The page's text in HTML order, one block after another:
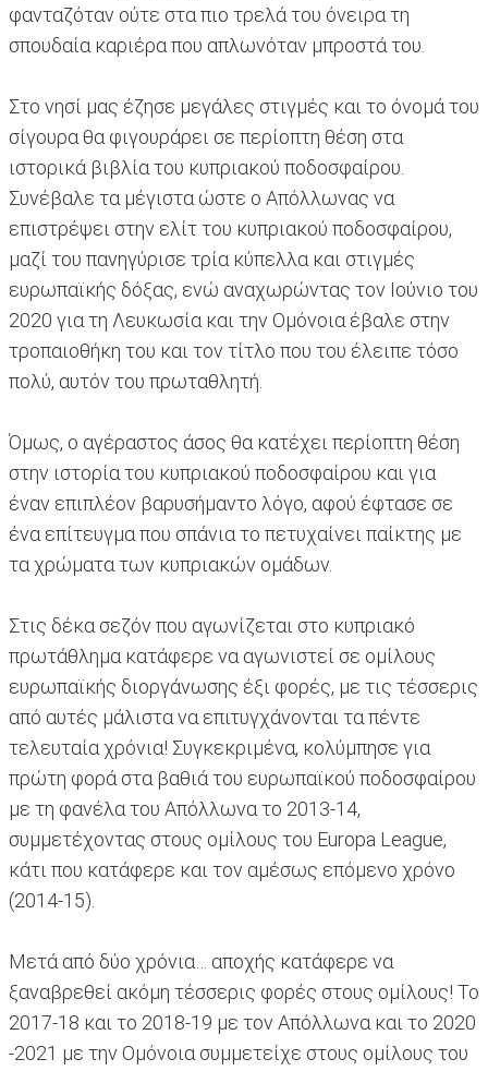
φανταζόταν ούτε στα πιο τρελά του όνειρα τη
σπουδαία καριέρα που απλωνόταν μπροστά του.
Στο νησί μας έζησε μεγάλες στιγμές και το όνομά του
σίγουρα θα φιγουράρει σε περίοπτη θέση στα
ιστορικά βιβλία του κυπριακού ποδοσφαίρου.
Συνέβαλε τα μέγιστα ώστε ο Απόλλωνας να
επιστρέψει στην ελίτ του κυπριακού ποδοσφαίρου,
μαζί του πανηγύρισε τρία κύπελλα και στιγμές
ευρωπαϊκής δόξας, ενώ αναχωρώντας τον Ιούνιο του
2020 για τη Λευκωσία και την Ομόνοια έβαλε στην
τροπαιοθήκη του και τον τίτλο που του έλειπε τόσο
πολύ, αυτόν του πρωταθλητή.
Όμως, ο αγέραστος άσος θα κατέχει περίοπτη θέση
στην ιστορία του κυπριακού ποδοσφαίρου και για
έναν επιπλέον βαρυσήμαντο λόγο, αφού έφτασε σε
ένα επίτευγμα που σπάνια το πετυχαίνει παίκτης με
τα χρώματα των κυπριακών ομάδων.
Στις δέκα σεζόν που αγωνίζεται στο κυπριακό
πρωτάθλημα κατάφερε να αγωνιστεί σε ομίλους
ευρωπαϊκής διοργάνωσης έξι φορές, με τις τέσσερις
από αυτές μάλιστα να επιτυγχάνονται τα πέντε
τελευταία χρόνια! Συγκεκριμένα, κολύμπησε για
πρώτη φορά στα βαθιά του ευρωπαϊκού ποδοσφαίρου
με τη φανέλα του Απόλλωνα το 2013-14,
συμμετέχοντας στους ομίλους του Europa League,
κάτι που κατάφερε και τον αμέσως επόμενο χρόνο
(2014-15).
Μετά από δύο χρόνια… αποχής κατάφερε να
ξαναβρεθεί ακόμη τέσσερις φορές στους ομίλους! Το
2017-18 και το 2018-19 με τον Απόλλωνα και το 2020
-2021 με την Ομόνοια συμμετείχε στους ομίλους του